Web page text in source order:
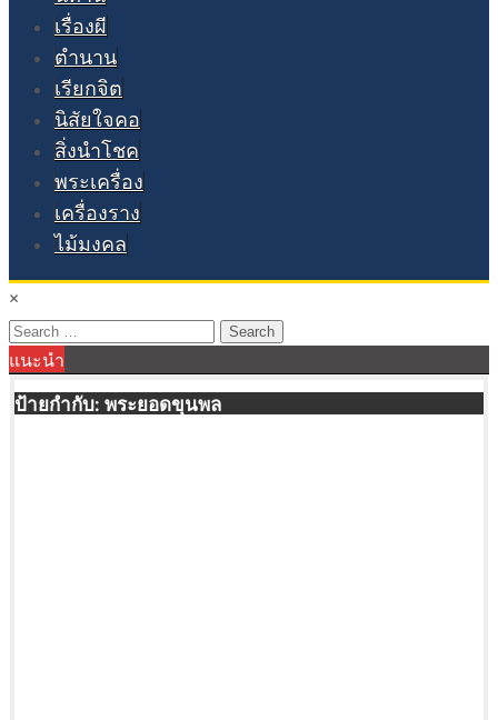
เรื่องผี
ตำนาน
เรียกจิต
นิสัยใจคอ
สิ่งนำโชค
พระเครื่อง
เครื่องราง
ไม้มงคล
×
Search
for:
แนะนำ
ป้ายกำกับ: พระยอดขุนพล